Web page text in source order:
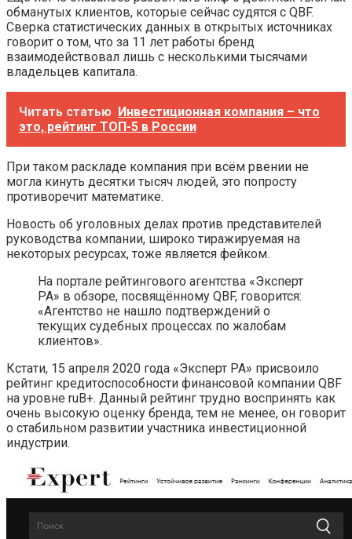
обманутых клиентов, которые сейчас судятся с QBF.
Сверка статистических данных в открытых источниках
говорит о том, что за 11 лет работы бренд
взаимодействовал лишь с несколькими тысячами
владельцев капитала.
Читать статью Инвестиционная компания – что
это, рейтинг ТОП-5 в России
При таком раскладе компания при всём рвении не
могла кинуть десятки тысяч людей, это попросту
противоречит математике.
Новость об уголовных делах против представителей
руководства компании, широко тиражируемая на
некоторых ресурсах, тоже является фейком.
На портале рейтингового агентства «Эксперт
РА» в обзоре, посвящённому QBF, говорится:
«Агентство не нашло подтверждений о
текущих судебных процессах по жалобам
клиентов».
Кстати, 15 апреля 2020 года «Эксперт РА» присвоило
рейтинг кредитоспособности финансовой компании QBF
на уровне ruB+. Данный рейтинг трудно воспринять как
очень высокую оценку бренда, тем не менее, он говорит
о стабильном развитии участника инвестиционной
индустрии.